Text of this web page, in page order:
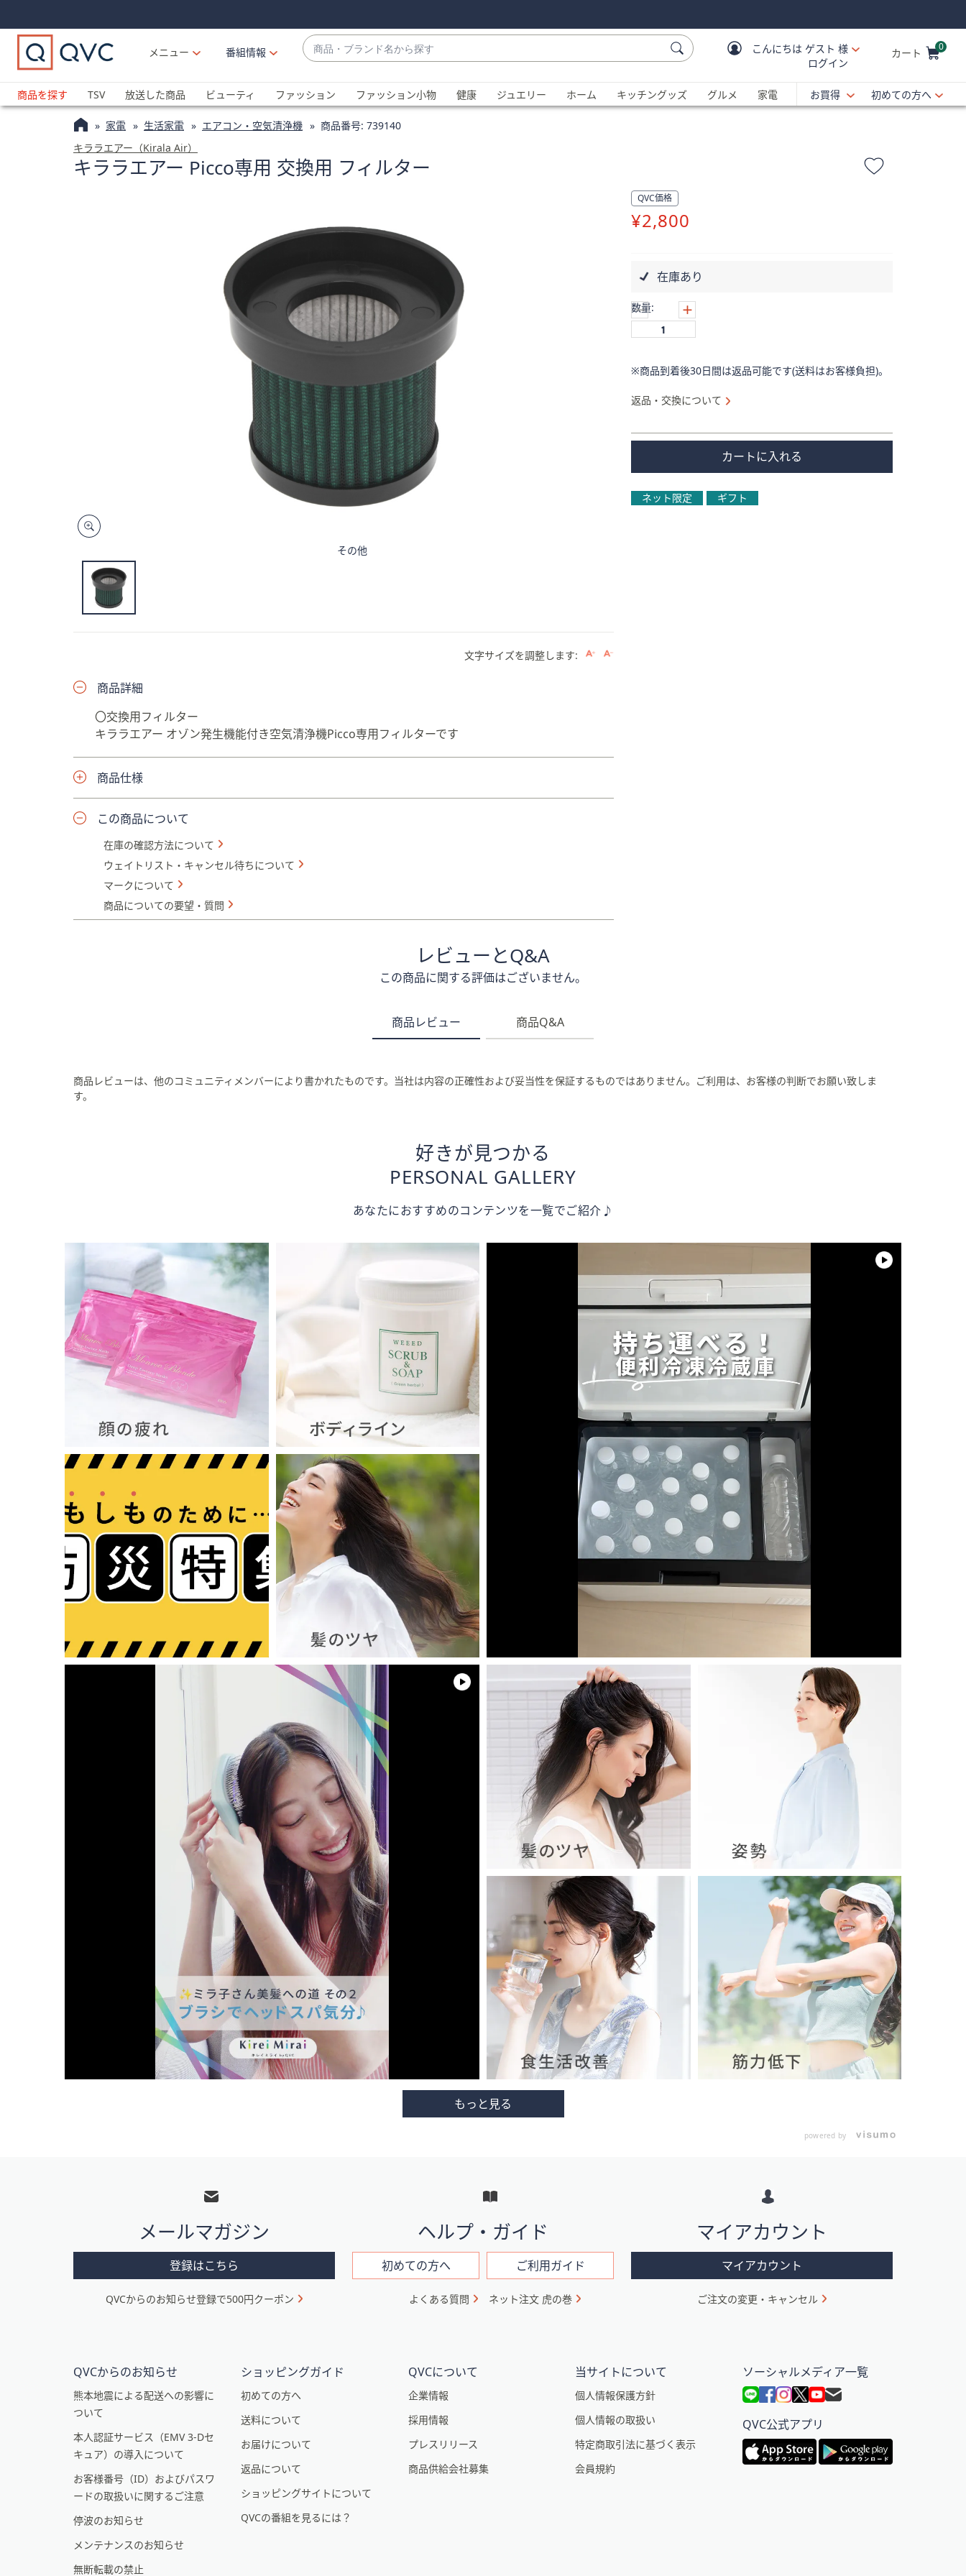
Links
Links2
メニュー
番組情報
商
品・
ラ
ン
ド
か
ら
補
が
利
可
能
合、
の
矢
印
キ
た
は
タ
ッ
チ
デ
バ
イ
覧
で
き
す。
こんにちは ゲスト 様
ログイン
カート 0
商品を探す
TSV 放送した商品 ビューティ ファッション ファッション小物 健康 ジュエリー ホーム キッチングッズ グルメ 家電 お買得 初めての方へ
家電 生活家電 エアコン・空気清浄機 商品番号: 739140
キララエアー（Kirala Air）
キララエアー Picco専用 交換用 フィルター
その他
QVC価格
削
¥2,800
在庫あり
数量:
※商品到着後30日間は返品可能です(送料はお客様負担)。
返品・交換について
カートに入れる
ネット限定 ギフト
文字サイズを調整します:
商品詳細
〇交換用フィルター
キララエアー オゾン発生機能付き空気清浄機Picco専用フィルターです
商品仕様
この商品について
在庫の確認方法について
ウェイトリスト・キャンセル待ちについて
マークについて
商品についての要望・質問
レビューとQ&A
この商品に関する評価はございません。
商品レビュー 商品Q&A
商品レビューは、他のコミュニティメンバーにより書かれたものです。当社は内容の正確性および妥当性を保証するものではありません。ご利用は、お客様の判断でお願い致しま
す。
好きが見つかる
PERSONAL GALLERY
あなたにおすすめのコンテンツを一覧でご紹介♪
powered by
メールマガジン
登録はこちら
QVCからのお知らせ登録で500円クーポン
ヘルプ・ガイド
初めての方へ ご利用ガイド
よくある質問 ネット注文 虎の巻
マイアカウント
マイアカウント
ご注文の変更・キャンセル
QVCからのお知らせ
熊本地震による配送への影響に
ついて
本人認証サービス（EMV 3-Dセ
キュア）の導入について
お客様番号（ID）およびパスワ
ードの取扱いに関するご注意
停波のお知らせ
メンテナンスのお知らせ
無断転載の禁止
ショッピングガイド
初めての方へ
送料について
お届けについて
返品について
ショッピングサイトについて
QVCの番組を見るには？
QVCについて
企業情報
採用情報
プレスリリース
商品供給会社募集
当サイトについて
個人情報保護方針
個人情報の取扱い
特定商取引法に基づく表示
会員規約
ソーシャルメディア一覧
QVC公式アプリ